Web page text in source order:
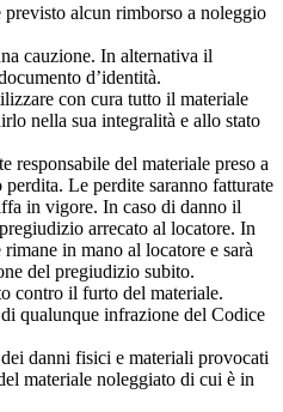
alcun rimborso a noleggio
cauzione. In alternativa il
d’identità.
con cura tutto il materiale
nella sua integralità e allo stato
responsabile del materiale preso a
Le perdite saranno fatturate
in vigore. In caso di danno il
arrecato al locatore. In
in mano al locatore e sarà
del pregiudizio subito.
contro il furto del materiale.
qualunque infrazione del Codice
danni fisici e materiali provocati
materiale noleggiato di cui è in